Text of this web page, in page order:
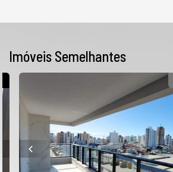
Imóveis Semelhantes